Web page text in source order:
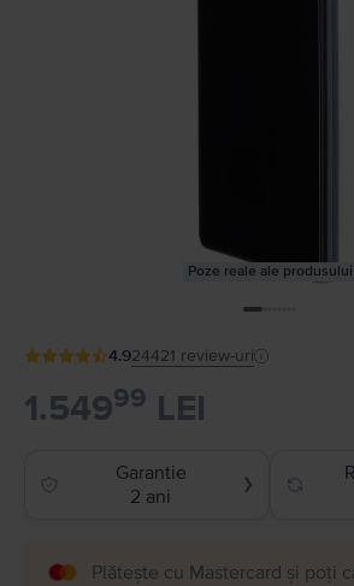
Poze reale ale produsului
4.924421 review-uri
1.54999 LEI
Garantie
2 ani
❯
Plătește cu Mastercard și poți